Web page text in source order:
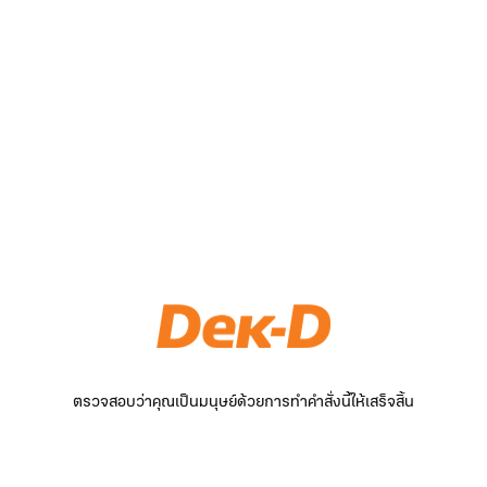
ตรวจสอบว่าคุณเป็นมนุษย์ด้วยการทำคำสั่งนี้ให้เสร็จสิ้น